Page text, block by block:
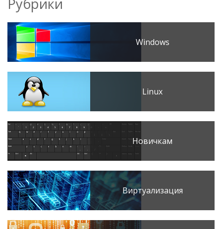
Рубрики
Windows
Linux
Новичкам
Виртуализация